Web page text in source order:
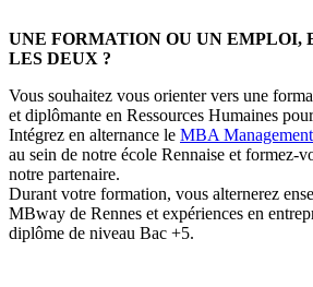
UNE FORMATION OU UN EMPLOI,
LES DEUX ?
Vous souhaitez vous orienter vers une
et diplômante en Ressources Humaines
Intégrez en alternance le MBA
au sein de notre école Rennaise et formez-
notre partenaire.
Durant votre formation, vous alternerez
MBway de Rennes et expériences en
diplôme de niveau Bac +5.